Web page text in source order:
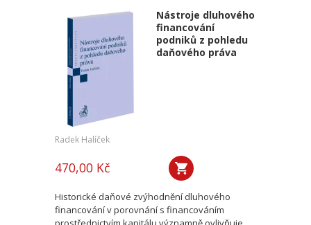
Nástroje dluhového
financování
podniků z pohledu
daňového práva
Radek Halíček
470,00 Kč
Historické daňové zvýhodnění dluhového
financování v porovnání s financováním